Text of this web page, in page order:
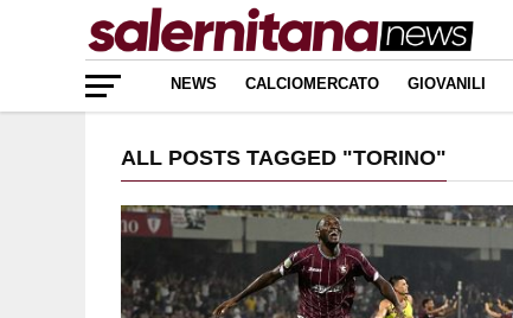
NEWS CALCIOMERCATO GIOVANILI
ALL POSTS TAGGED "TORINO"